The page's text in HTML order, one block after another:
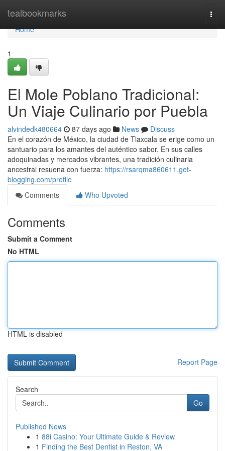
tealbookmarks
Home
Home
1
El Mole Poblano Tradicional:
Un Viaje Culinario por Puebla
alvindedk480664 87 days ago News
Discuss
En el corazón de México, la ciudad de Tlaxcala se erige como un
santuario para los amantes del auténtico sabor. En sus calles
adoquinadas y mercados vibrantes, una tradición culinaria
ancestral resuena con fuerza: https://rsarqma860611.get-
blogging.com/profile
Comments
Who Upvoted
Comments
Submit a Comment
No HTML
HTML is disabled
Report Page
Search
Go
Published News
1 88i Casino: Your Ultimate Guide & Review
1 Finding the Best Dentist in Reston, VA